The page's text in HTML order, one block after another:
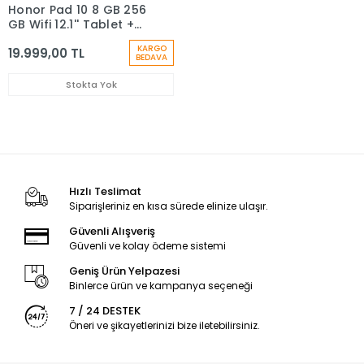
Honor Pad 10 8 GB 256
GB Wifi 12.1'' Tablet +
19.999,00 TL KARGO
BEDAVA
Stokta Yok
Hızlı Teslimat
Siparişleriniz en kısa sürede elinize ulaşır.
Güvenli Alışveriş
Güvenli ve kolay ödeme sistemi
Geniş Ürün Yelpazesi
Binlerce ürün ve kampanya seçeneği
7 / 24 DESTEK
Öneri ve şikayetlerinizi bize iletebilirsiniz.